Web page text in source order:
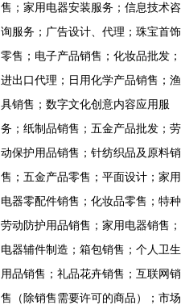
售；家用电器安装服务；信息技术咨
询服务；广告设计、代理；珠宝首饰
零售；电子产品销售；化妆品批发；
进出口代理；日用化学产品销售；渔
具销售；数字文化创意内容应用服
务；纸制品销售；五金产品批发；劳
动保护用品销售；针纺织品及原料销
售；五金产品零售；平面设计；家用
电器零配件销售；化妆品零售；特种
劳动防护用品销售；家用电器销售；
电器辅件制造；箱包销售；个人卫生
用品销售；礼品花卉销售；互联网销
售（除销售需要许可的商品）；市场